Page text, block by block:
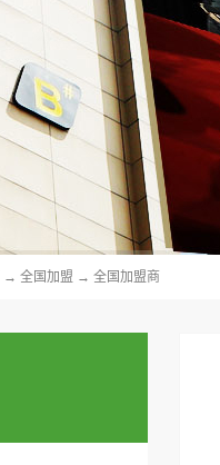
→ 全国加盟 → 全国加盟商